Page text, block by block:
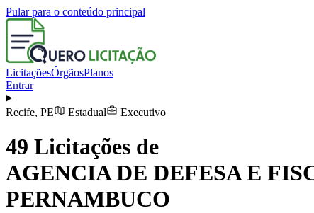
Pular para o conteúdo principal
LicitaçõesÓrgãosPlanos
Entrar
Recife, PE Estadual Executivo
49 Licitações de
AGENCIA DE DEFESA E
PERNAMBUCO